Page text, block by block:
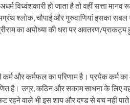
विध्वंशकारी हो जाता है तो वहीं सत्ता
श्लोक, चौपाई और गुरुवाणियां इसका
का अयोध्या की धरा पर अवतरण/
कर्म और कर्मफल का परिणाम है। प्रयेक कर्म
है। उग्र, कठिन और सकाम साधना के लिए
रहने वाले भी इस शाप और दण्ड से बच नहीं